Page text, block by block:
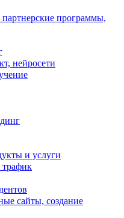
программы,
нейросети
и услуги
сайты, создание